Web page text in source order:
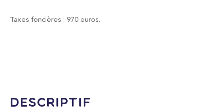
Taxes foncières : 970 euros.
descriptif